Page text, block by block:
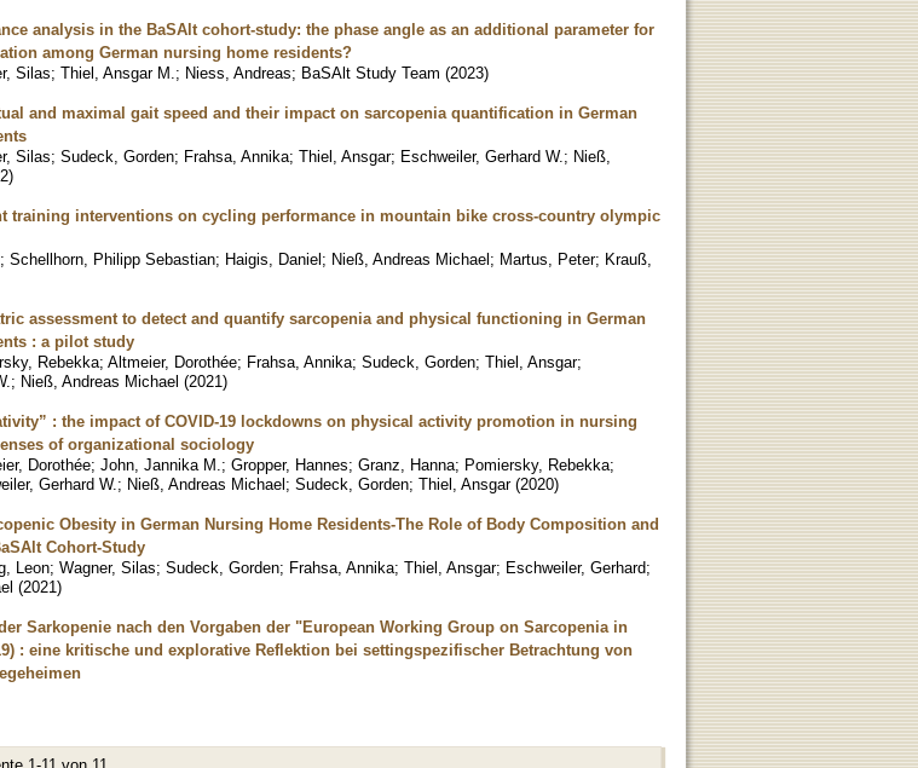
analysis in the BaSAlt cohort-study: the phase angle as an additional parameter for
among German nursing home residents?
Silas; Thiel, Ansgar M. ; Niess, Andreas; BaSAlt Study Team (2023)
and maximal gait speed and their impact on sarcopenia quantification in German
Silas; Sudeck, Gorden; Frahsa, Annika; Thiel, Ansgar; Eschweiler, Gerhard W. ; Nieß,
)
training interventions on cycling performance in mountain bike cross-country olympic
; Schellhorn, Philipp Sebastian; Haigis, Daniel; Nieß, Andreas Michael; Martus, Peter; Krauß,
assessment to detect and quantify sarcopenia and physical functioning in German
: a pilot study
Rebekka; Altmeier, Dorothée; Frahsa, Annika; Sudeck, Gorden; Thiel, Ansgar;
; Nieß, Andreas Michael (2021)
: the impact of COVID-19 lockdowns on physical activity promotion in nursing
of organizational sociology
Dorothée; John, Jannika M. ; Gropper, Hannes; Granz, Hanna; Pomiersky, Rebekka;
Gerhard W. ; Nieß, Andreas Michael; Sudeck, Gorden; Thiel, Ansgar (2020)
Obesity in German Nursing Home Residents-The Role of Body Composition and
Cohort-Study
Leon; Wagner, Silas; Sudeck, Gorden; Frahsa, Annika; Thiel, Ansgar; Eschweiler, Gerhard;
(2021)
Sarkopenie nach den Vorgaben der "European Working Group on Sarcopenia in
: eine kritische und explorative Reflektion bei settingspezifischer Betrachtung von